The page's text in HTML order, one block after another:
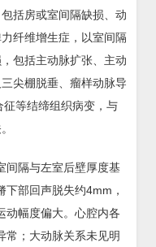
括房或室间隔缺损、动
纤维增生症，以室间隔
包括主动脉扩张、主动
尖棚脱垂、瘤样动脉导
等结缔组织病变，与
间隔与左室后壁厚度基
部回声脱失约4mm，
动幅度偏大。心腔内各
常；大动脉关系未见明